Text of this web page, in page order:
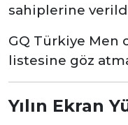
sahiplerine
GQ Türkiye Men
listesine göz
Yılın Ekran